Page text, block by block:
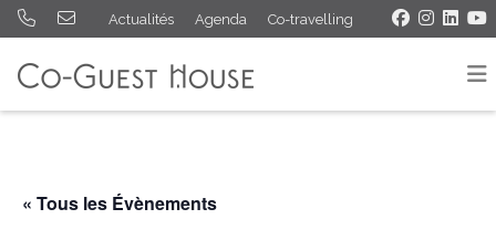
Actualités Agenda Co-travelling
« Tous les Évènements